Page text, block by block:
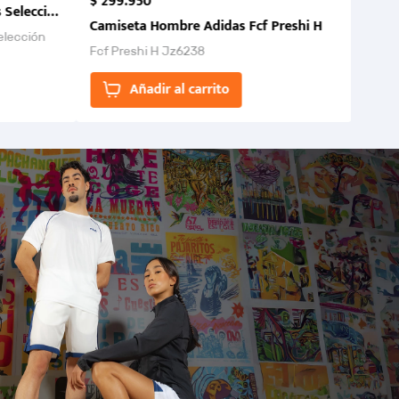
Colombia FCF 2026.
Camiseta Hombre Adidas Fcf Preshi H
Fcf Preshi H Jz6238
Añadir al carrito